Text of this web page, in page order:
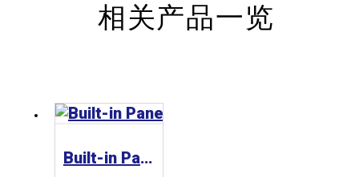
相关产品一览
Built-in Panel PC C36xx